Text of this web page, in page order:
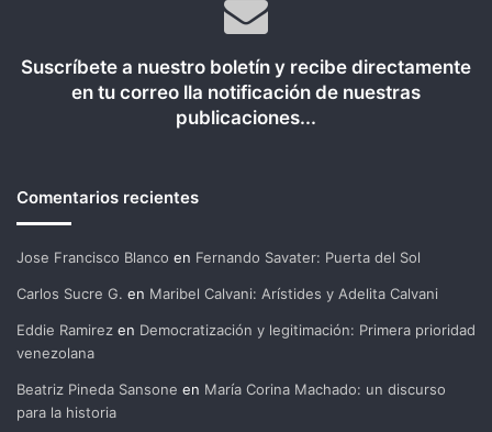
Suscríbete a nuestro boletín y recibe directamente
en tu correo lla notificación de nuestras
publicaciones...
Comentarios recientes
Jose Francisco Blanco en Fernando Savater: Puerta del Sol
Carlos Sucre G. en Maribel Calvani: Arístides y Adelita Calvani
Eddie Ramirez en Democratización y legitimación: Primera prioridad
venezolana
Beatriz Pineda Sansone en María Corina Machado: un discurso
para la historia